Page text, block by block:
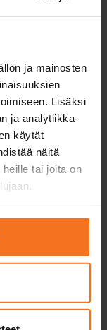
ja mainosten
Lisäksi
ja analytiikka-
käytät
näitä
tai joita on
coachande
av